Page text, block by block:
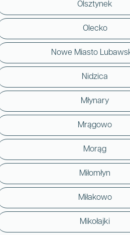
Olsztynek
Olecko
Nowe Miasto
Nidzica
Młynary
Mrągowo
Morąg
Miłomłyn
Miłakowo
Mikołajki